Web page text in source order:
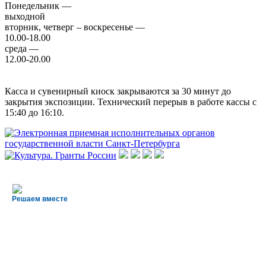
Понедельник —
выходной
вторник, четверг – воскресенье —
10.00-18.00
среда —
12.00-20.00
Касса и сувенирный киоск закрываются за 30 минут до
закрытия экспозиции. Технический перерыв в работе кассы с
15:40 до 16:10.
Решаем вместе